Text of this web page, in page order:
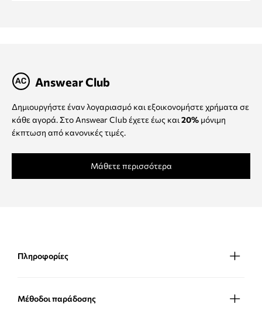
Answear Club
Δημιουργήστε έναν λογαριασμό και εξοικονομήστε χρήματα σε
κάθε αγορά. Στο Answear Club έχετε έως και 20% μόνιμη
έκπτωση από κανονικές τιμές.
Μάθετε περισσότερα
Πληροφορίες
Μέθοδοι παράδοσης